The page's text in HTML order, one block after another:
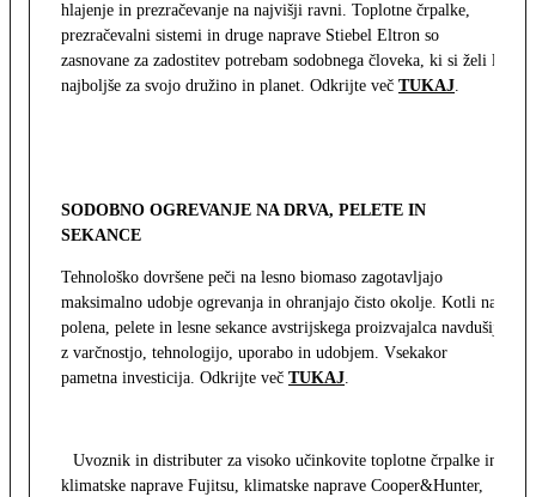
hlajenje in prezračevanje na najvišji ravni. Toplotne črpalke,
prezračevalni sistemi in druge naprave Stiebel Eltron so
zasnovane za zadostitev potrebam sodobnega človeka, ki si želi le
najboljše za svojo družino in planet. Odkrijte več TUKAJ.
SODOBNO OGREVANJE NA DRVA, PELETE IN
SEKANCE
Tehnološko dovršene peči na lesno biomaso zagotavljajo
maksimalno udobje ogrevanja in ohranjajo čisto okolje. Kotli na
polena, pelete in lesne sekance avstrijskega proizvajalca navdušijo
z varčnostjo, tehnologijo, uporabo in udobjem. Vsekakor
pametna investicija. Odkrijte več TUKAJ.
Uvoznik in distributer za visoko učinkovite toplotne črpalke in
klimatske naprave Fujitsu, klimatske naprave Cooper&Hunter,